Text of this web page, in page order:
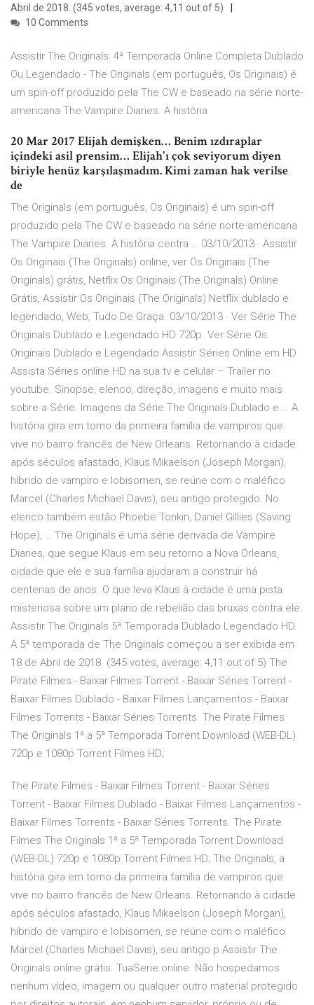
Abril de 2018. (345 votes, average: 4,11 out of 5)
10 Comments
Assistir The Originals: 4ª Temporada Online Completa Dublado
Ou Legendado - The Originals (em português, Os Originais) é
um spin-off produzido pela The CW e baseado na série norte-
americana The Vampire Diaries. A história
20 Mar 2017 Elijah demişken… Benim ızdıraplar
içindeki asil prensim… Elijah'ı çok seviyorum diyen
biriyle henüz karşılaşmadım. Kimi zaman hak verilse
de
The Originals (em português, Os Originais) é um spin-off
produzido pela The CW e baseado na série norte-americana
The Vampire Diaries. A história centra … 03/10/2013 · Assistir
Os Originais (The Originals) online, ver Os Originais (The
Originals) grátis, Netflix Os Originais (The Originals) Online
Grátis, Assistir Os Originais (The Originals) Netflix dublado e
legendado, Web, Tudo De Graça. 03/10/2013 · Ver Série The
Originals Dublado e Legendado HD 720p. Ver Série Os
Originais Dublado e Legendado Assistir Séries Online em HD
Assista Séries online HD na sua tv e celular – Trailer no
youtube. Sinopse, elenco, direção, imagens e muito mais
sobre a Série. Imagens da Série The Originals Dublado e … A
história gira em torno da primeira família de vampiros que
vive no bairro francês de New Orleans. Retornando à cidade
após séculos afastado, Klaus Mikaelson (Joseph Morgan),
híbrido de vampiro e lobisomen, se reúne com o maléfico
Marcel (Charles Michael Davis), seu antigo protegido. No
elenco também estão Phoebe Tonkin, Daniel Gillies (Saving
Hope), … The Originals é uma série derivada de Vampire
Diaries, que segue Klaus em seu retorno a Nova Orleans,
cidade que ele e sua família ajudaram a construir há
centenas de anos. O que leva Klaus à cidade é uma pista
misteriosa sobre um plano de rebelião das bruxas contra ele.
Assistir The Originals 5ª Temporada Dublado Legendado HD.
A 5ª temporada de The Originals começou a ser exibida em
18 de Abril de 2018. (345 votes, average: 4,11 out of 5) The
Pirate Filmes - Baixar Filmes Torrent - Baixar Séries Torrent -
Baixar Filmes Dublado - Baixar Filmes Lançamentos - Baixar
Filmes Torrents - Baixar Séries Torrents. The Pirate Filmes
The Originals 1ª a 5ª Temporada Torrent Download (WEB-DL)
720p e 1080p Torrent Filmes HD;
The Pirate Filmes - Baixar Filmes Torrent - Baixar Séries
Torrent - Baixar Filmes Dublado - Baixar Filmes Lançamentos -
Baixar Filmes Torrents - Baixar Séries Torrents. The Pirate
Filmes The Originals 1ª a 5ª Temporada Torrent Download
(WEB-DL) 720p e 1080p Torrent Filmes HD; The Originals, a
história gira em torno da primeira família de vampiros que
vive no bairro francês de New Orleans. Retornando à cidade
após séculos afastado, Klaus Mikaelson (Joseph Morgan),
híbrido de vampiro e lobisomen, se reúne com o maléfico
Marcel (Charles Michael Davis), seu antigo p Assistir The
Originals online grátis. TuaSerie.online. Não hospedamos
nenhum vídeo, imagem ou qualquer outro material protegido